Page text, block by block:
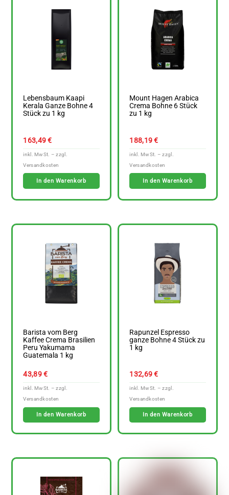
Lebensbaum Kaapi
Kerala Ganze Bohne 4
Stück zu 1 kg
163,49€
In den Warenkorb
Mount Hagen Arabica
Crema Bohne 6 Stück
zu 1 kg
188,19€
In den Warenkorb
Barista vom Berg
Kaffee Crema Brasilien
Peru Yakumama
Guatemala 1 kg
43,89€
In den Warenkorb
Rapunzel Espresso
ganze Bohne 4 Stück zu
1 kg
132,69€
In den Warenkorb